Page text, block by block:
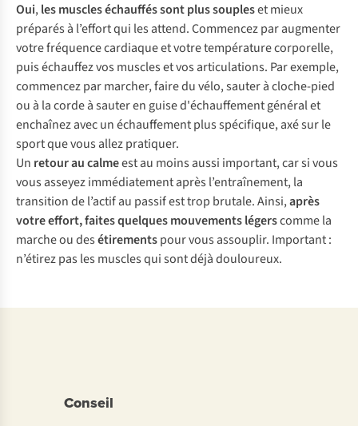
Oui,les muscles échauffés sont plus soupleset mieux
préparés à l’effort qui les attend. Commencez par augmenter
votre fréquence cardiaque et votre température corporelle,
puis échauffez vos muscles et vos articulations. Par exemple,
commencez par marcher, faire du vélo, sauter à cloche-pied
ou à la corde à sauter en guise d'échauffement général et
enchaînez avec un échauffement plus spécifique, axé sur le
sport que vous allez pratiquer.
Un retour au calmeest au moins aussi important, car si vous
vous asseyez immédiatement après l’entraînement, la
transition de l’actif au passif est trop brutale. Ainsi,après
votre effort, faites quelques mouvements légerscomme la
marche ou desétirementspour vous assouplir. Important :
n’étirez pas les muscles qui sont déjà douloureux.
Conseil